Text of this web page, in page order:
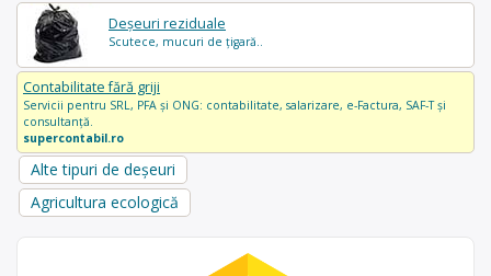
Deșeuri reziduale
Scutece, mucuri de țigară..
Contabilitate fără griji
Servicii pentru SRL, PFA și ONG: contabilitate, salarizare, e-Factura, SAF-T și
consultanță.
supercontabil.ro
Alte tipuri de deșeuri
Agricultura ecologică